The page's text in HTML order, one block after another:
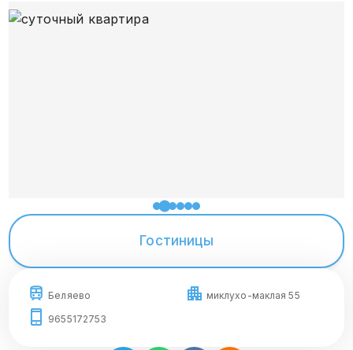
Гостиницы
Беляево
миклухо-маклая 55
9655172753